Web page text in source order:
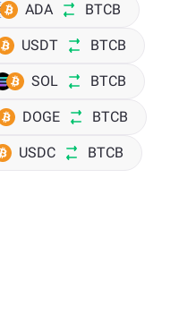
ADA BTCB
USDT BTCB
SOL BTCB
DOGE BTCB
USDC BTCB